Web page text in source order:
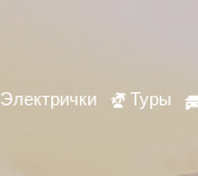
Электрички Туры